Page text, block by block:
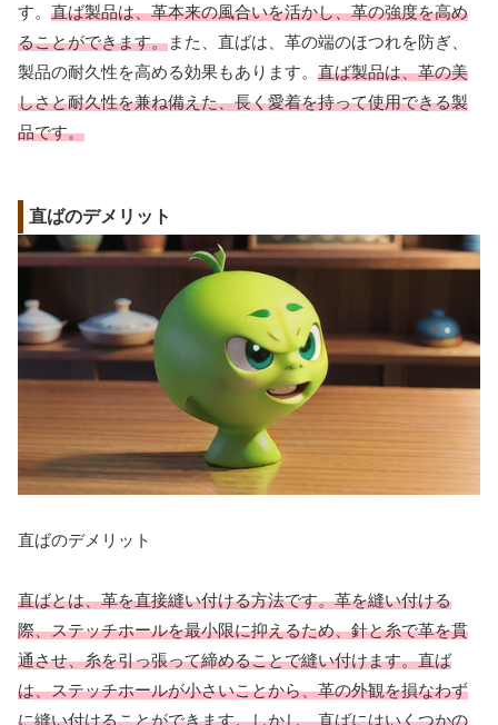
す。 直ば製品は、革本来の風合いを活かし、革の強度を高め
ることができます。また、直ばは、革の端のほつれを防ぎ、
製品の耐久性を高める効果もあります。 直ば製品は、革の美
しさと耐久性を兼ね備えた、長く愛着を持って使用できる製
品です。
直ばのデメリット
直ばのデメリット
直ばとは、革を直接縫い付ける方法です。革を縫い付ける
際、ステッチホールを最小限に抑えるため、針と糸で革を貫
通させ、糸を引っ張って締めることで縫い付けます。直ば
は、ステッチホールが小さいことから、革の外観を損なわず
に縫い付けることができます。しかし、直ばにはいくつかの